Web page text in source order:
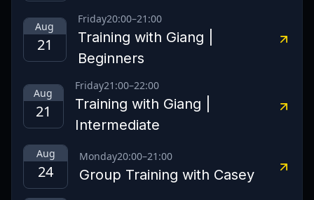
Aug
21
Friday20:00–21:00
Training with Giang |
Beginners
Aug
21
Friday21:00–22:00
Training with Giang |
Intermediate
Aug
24
Monday20:00–21:00
Group Training with Casey